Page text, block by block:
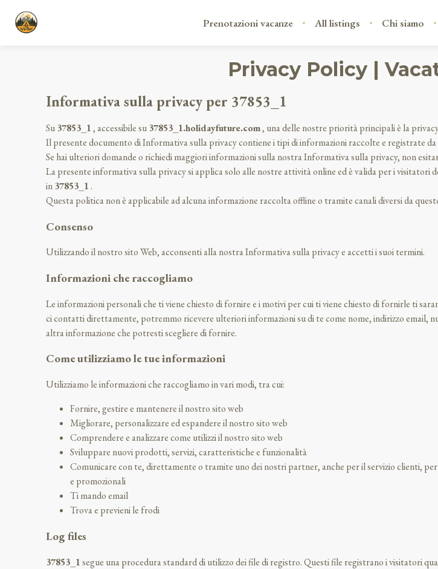
Prenotazioni vacanze All listings Chi siamo
Privacy Policy |
Informativa sulla privacy per 37853_1
Su37853_1, accessibile su37853_1.holidayfuture.com, una delle nostre priorità principali è la
Il presente documento di Informativa sulla privacy contiene i tipi di informazioni raccolte e registrate da
Se hai ulteriori domande o richiedi maggiori informazioni sulla nostra Informativa sulla privacy, non
La presente informativa sulla privacy si applica solo alle nostre attività online ed è valida per i
in37853_1 .
Questa politica non è applicabile ad alcuna informazione raccolta offline o tramite canali diversi da
Consenso
Utilizzando il nostro sito Web, acconsenti alla nostra Informativa sulla privacy e accetti i suoi termini.
Informazioni che raccogliamo
Le informazioni personali che ti viene chiesto di fornire e i motivi per cui ti viene chiesto di fornirle ti
ci contatti direttamente, potremmo ricevere ulteriori informazioni su di te come nome, indirizzo email,
altra informazione che potresti scegliere di fornire.
Come utilizziamo le tue informazioni
Utilizziamo le informazioni che raccogliamo in vari modi, tra cui:
Fornire, gestire e mantenere il nostro sito web
Migliorare, personalizzare ed espandere il nostro sito web
Comprendere e analizzare come utilizzi il nostro sito web
Sviluppare nuovi prodotti, servizi, caratteristiche e funzionalità
Comunicare con te, direttamente o tramite uno dei nostri partner, anche per il servizio clienti,
e promozionali
Ti mando email
Trova e previeni le frodi
Log files
37853_1segue una procedura standard di utilizzo dei file di registro. Questi file registrano i visitatori